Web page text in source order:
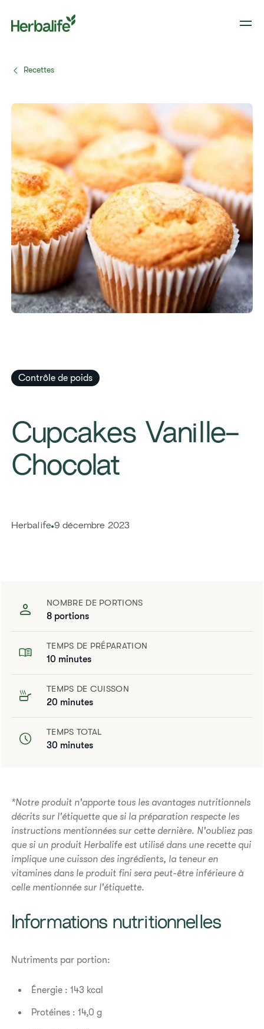
Recettes
Contrôle de poids
​Cupcakes Vanille-
Chocolat
​​Herbalife​ 9 décembre 2023
NOMBRE DE PORTIONS
8 portions
TEMPS DE PRÉPARATION
10 minutes
TEMPS DE CUISSON
20 minutes
TEMPS TOTAL
30 minutes
*Notre produit n'apporte tous les avantages nutritionnels
décrits sur l'étiquette que si la préparation respecte les
instructions mentionnées sur cette dernière. N'oubliez pas
que si un produit Herbalife est utilisé dans une recette qui
implique une cuisson des ingrédients, la teneur en
vitamines dans le produit fini sera peut-être inférieure à
celle mentionnée sur l'étiquette.
​Informations nutritionnelles
Nutriments par portion:
Énergie : 143 kcal
Protéines : 14,0 g